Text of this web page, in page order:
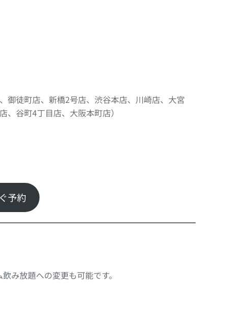
御徒町店、新橋2号店、渋谷本店、川崎店、大宮
谷町4丁目店、大阪本町店）
予約
み放題への変更も可能です。